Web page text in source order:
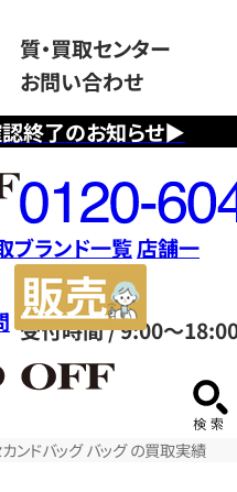
終了のお知らせ▶
質・買取センター
お問い合わせ
フ
リ
ー
ダ
イ
ヤ
ル
0120604117
受付時間 / 9:00～
ブランド一覧店舗一
サ
ンドバッグ バッグ の買取実績